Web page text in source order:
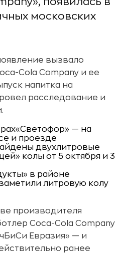
московских
вызвало
Cola Company и ее
напитка на
расследование и
— на
и проезде
двухлитровые
колы от 5 октября и 3
в районе
литровую колу
производителя
Coca-Cola Company
Евразия» — и
ранее